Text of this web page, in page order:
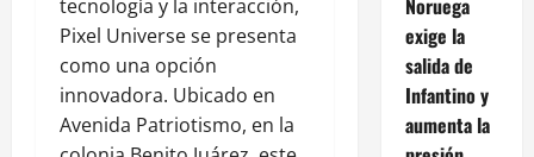
tecnología y la interacción,
Pixel Universe se presenta
como una opción
innovadora. Ubicado en
Avenida Patriotismo, en la
Noruega
exige la
salida de
Infantino y
aumenta la